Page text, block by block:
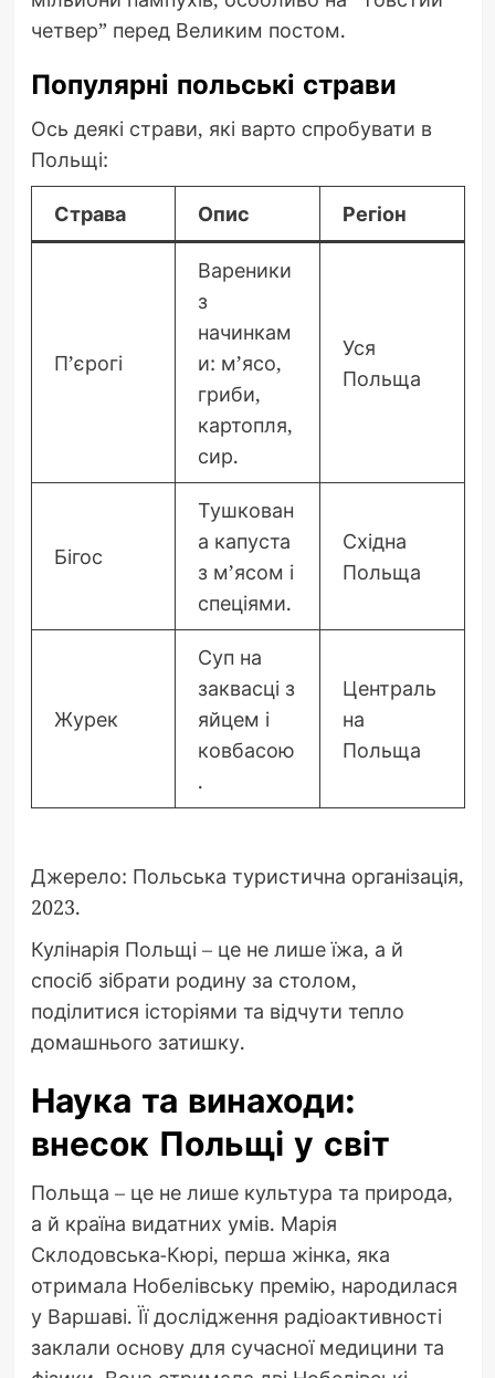
четвер” перед Великим постом.
Популярні польські страви
Ось деякі страви, які варто спробувати в
Польщі:
Страва Опис Регіон
П’єрогі
Вареники
з
начинкам
и: м’ясо,
гриби,
картопля,
сир.
Уся
Польща
Бігос
Тушкован
а капуста
з м’ясом і
спеціями.
Східна
Польща
Журек
Суп на
заквасці з
яйцем і
ковбасою
.
Централь
на
Польща
Джерело: Польська туристична організація,
2023.
Кулінарія Польщі – це не лише їжа, а й
спосіб зібрати родину за столом,
поділитися історіями та відчути тепло
домашнього затишку.
Наука та винаходи:
внесок Польщі у світ
Польща – це не лише культура та природа,
а й країна видатних умів. Марія
Склодовська-Кюрі, перша жінка, яка
отримала Нобелівську премію, народилася
у Варшаві. Її дослідження радіоактивності
заклали основу для сучасної медицини та